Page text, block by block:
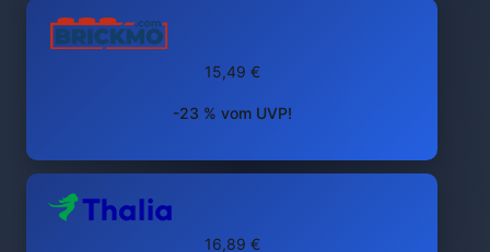
15,49 €
-23 % vom UVP!
16,89 €